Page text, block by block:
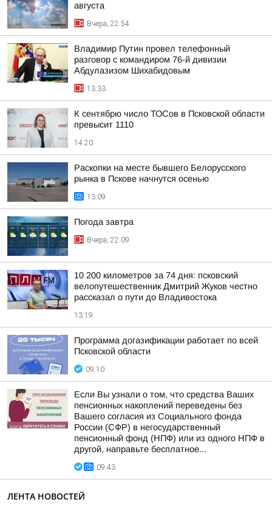
августа
Вчера, 22:54
Владимир Путин провел телефонный
разговор с командиром 76-й дивизии
Абдулазизом Шихабидовым
13:33
К сентябрю число ТОСов в Псковской области
превысит 1110
14:20
Раскопки на месте бывшего Белорусского
рынка в Пскове начнутся осенью
13:09
Погода завтра
Вчера, 22:09
10 200 километров за 74 дня: псковский
велопутешественник Дмитрий Жуков честно
рассказал о пути до Владивостока
13:19
Программа догазификации работает по всей
Псковской области
09:10
Если Вы узнали о том, что средства Ваших
пенсионных накоплений переведены без
Вашего согласия из Социального фонда
России (СФР) в негосударственный
пенсионный фонд (НПФ) или из одного НПФ в
другой, направьте бесплатное...
09:43
ЛЕНТА НОВОСТЕЙ